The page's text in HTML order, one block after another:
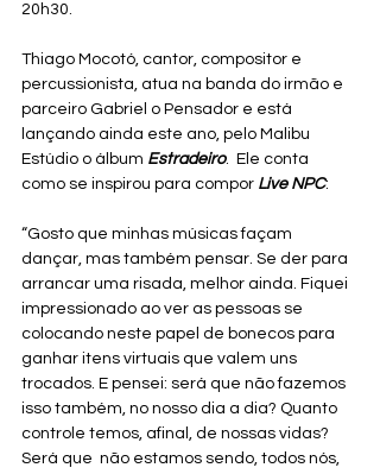
20h30.
Thiago Mocotó, cantor, compositor e
percussionista, atua na banda do irmão e
parceiro Gabriel o Pensador e está
lançando ainda este ano, pelo Malibu
Estúdio o álbum Estradeiro.  Ele conta
como se inspirou para compor Live NPC:
“Gosto que minhas músicas façam
dançar, mas também pensar. Se der para
arrancar uma risada, melhor ainda. Fiquei
impressionado ao ver as pessoas se
colocando neste papel de bonecos para
ganhar itens virtuais que valem uns
trocados. E pensei: será que não fazemos
isso também, no nosso dia a dia? Quanto
controle temos, afinal, de nossas vidas?
Será que  não estamos sendo, todos nós,